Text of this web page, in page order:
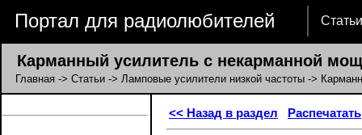
Портал для радиолюбителей Статьи
Карманный усилитель с некарманной
Главная -> Статьи -> Ламповые усилители низкой частоты ->
<< Назад в раздел Распечатать